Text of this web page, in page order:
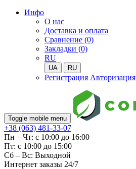
Инфо
О нас
Доставка и оплата
Сравнение (0)
Закладки (0)
RU
UA RU
Регистрация Авторизация
Toggle mobile menu
+38 (063) 481-33-07
Пн – Чт: с 10:00 до 16:00
Пт: с 10:00 до 15:00
Сб – Вс: Выходной
Интернет заказы 24/7